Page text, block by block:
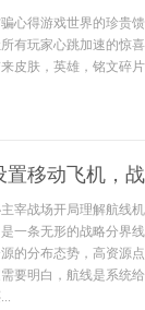
心得游戏世界的珍贵
有玩家心跳加速的惊
皮肤，英雄，铭文碎
置移动飞机，
宰战场开局理解航线
一条无形的战略分界
的分布态势，高资源
要明白，航线是系统